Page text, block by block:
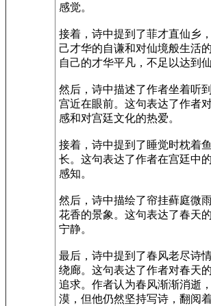
感觉。
接着，诗中提到了菲才直仙乡
己才华的自谦和对仙境般生活
自己的才华平凡，不足以达到
然后，诗中描述了作者坐着听
宫近在眼前。这句表达了作者
感和对宫廷文化的热爱。
接着，诗中提到了睡觉时枕着
长。这句表达了作者在宫廷中
感知。
然后，诗中描绘了帘挂藓庭微
花香的景象。这句表达了春天
宁静。
最后，诗中提到了春风老尽诗
绕廊。这句表达了作者对春天
追求。作者认为春风渐渐消逝
漠，但他仍然坚持写诗，翻阅